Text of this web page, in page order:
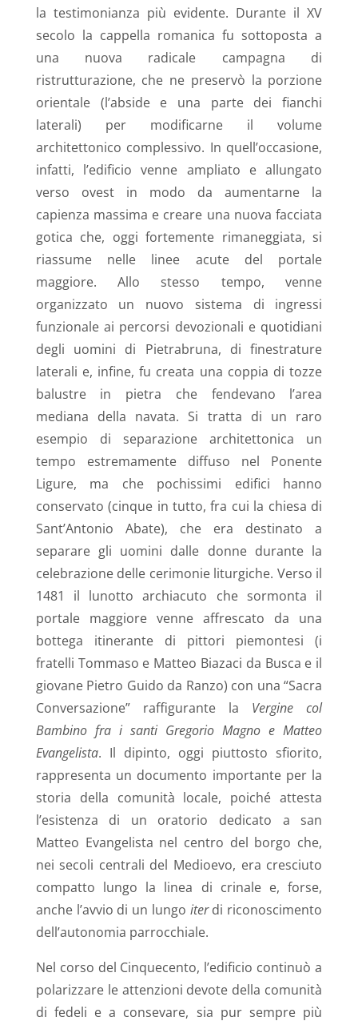
la testimonianza più evidente. Durante il XV
secolo la cappella romanica fu sottoposta a
una nuova radicale campagna di
ristrutturazione, che ne preservò la porzione
orientale (l’abside e una parte dei fianchi
laterali) per modificarne il volume
architettonico complessivo. In quell’occasione,
infatti, l’edificio venne ampliato e allungato
verso ovest in modo da aumentarne la
capienza massima e creare una nuova facciata
gotica che, oggi fortemente rimaneggiata, si
riassume nelle linee acute del portale
maggiore. Allo stesso tempo, venne
organizzato un nuovo sistema di ingressi
funzionale ai percorsi devozionali e quotidiani
degli uomini di Pietrabruna, di finestrature
laterali e, infine, fu creata una coppia di tozze
balustre in pietra che fendevano l’area
mediana della navata. Si tratta di un raro
esempio di separazione architettonica un
tempo estremamente diffuso nel Ponente
Ligure, ma che pochissimi edifici hanno
conservato (cinque in tutto, fra cui la chiesa di
Sant’Antonio Abate), che era destinato a
separare gli uomini dalle donne durante la
celebrazione delle cerimonie liturgiche. Verso il
1481 il lunotto archiacuto che sormonta il
portale maggiore venne affrescato da una
bottega itinerante di pittori piemontesi (i
fratelli Tommaso e Matteo Biazaci da Busca e il
giovane Pietro Guido da Ranzo) con una “Sacra
Conversazione” raffigurante la Vergine col
Bambino fra i santi Gregorio Magno e Matteo
Evangelista. Il dipinto, oggi piuttosto sfiorito,
rappresenta un documento importante per la
storia della comunità locale, poiché attesta
l’esistenza di un oratorio dedicato a san
Matteo Evangelista nel centro del borgo che,
nei secoli centrali del Medioevo, era cresciuto
compatto lungo la linea di crinale e, forse,
anche l’avvio di un lungo iterdi riconoscimento
dell’autonomia parrocchiale.
Nel corso del Cinquecento, l’edificio continuò a
polarizzare le attenzioni devote della comunità
di fedeli e a consevare, sia pur sempre più